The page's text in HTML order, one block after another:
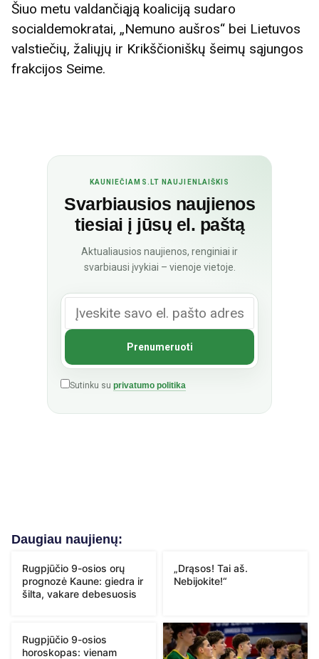
Šiuo metu valdančiąją koaliciją sudaro
socialdemokratai, „Nemuno aušros“ bei Lietuvos
valstiečių, žaliųjų ir Krikščioniškų šeimų sąjungos
frakcijos Seime.
KAUNIEČIAMS.LT NAUJIENLAIŠKIS
Svarbiausios naujienos
tiesiai į jūsų el. paštą
Aktualiausios naujienos, renginiai ir
svarbiausi įvykiai – vienoje vietoje.
Sutinku su privatumo politika
Daugiau naujienų:
Rugpjūčio 9-osios orų
prognozė Kaune: giedra ir
šilta, vakare debesuosis
„Drąsos! Tai aš.
Nebijokite!“
Rugpjūčio 9-osios
horoskopas: vienam